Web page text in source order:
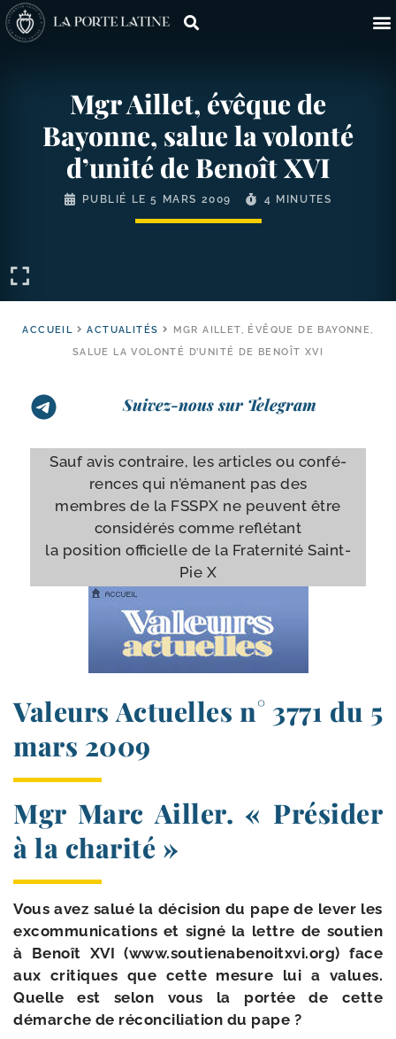
Mgr Aillet, évêque de
Bayonne, salue la volonté
d’unité de Benoît XVI
PUBLIÉ LE5 MARS 2009 4 MINUTES
ACCUEIL ACTUALITÉS
MGR AILLET, ÉVÊQUE DE BAYONNE,
SALUE LA VOLONTÉ D’UNITÉ DE BENOÎT XVI
Suivez-nous sur Telegram
Sauf avis contraire, les articles ou confé­
rences qui n’é­manent pas des
membres de la FSSPX ne peuvent être
consi­dé­rés comme reflé­tant
la posi­tion offi­cielle de la Fraternité Saint-​
Pie X
Valeurs Actuelles n° 3771 du 5
mars 2009
Mgr Marc Ailler. « Présider
à la charité »
Vous avez salué la déci­sion du pape de lever les
excom­mu­ni­ca­tions et signé la lettre de sou­tien
à Benoît XVI (www​.sou​tie​na​be​noitx​vi​.org) face
aux cri­tiques que cette mesure lui a values.
Quelle est selon vous la por­tée de cette
démarche de récon­ci­lia­tion du pape ?